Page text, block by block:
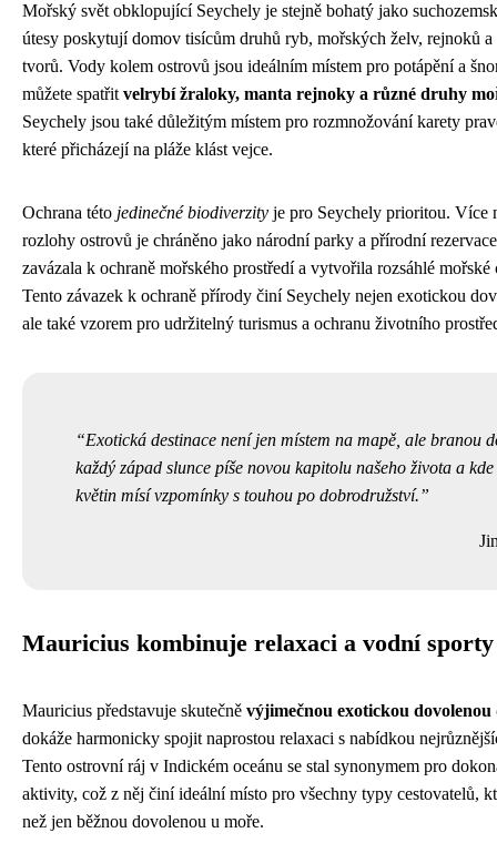
Mořský svět obklopující Seychely je stejně bohatý jako
útesy poskytují domov tisícům druhů ryb, mořských želv, rejnoků
tvorů. Vody kolem ostrovů jsou ideálním místem pro potápění a
můžete spatřit velrybí žraloky, manta rejnoky a různé druhy
Seychely jsou také důležitým místem pro rozmnožování karety
které přicházejí na pláže klást vejce.
Ochrana této jedinečné biodiverzity je pro Seychely prioritou. Více
rozlohy ostrovů je chráněno jako národní parky a přírodní
zavázala k ochraně mořského prostředí a vytvořila rozsáhlé mořské
Tento závazek k ochraně přírody činí Seychely nejen exotickou
ale také vzorem pro udržitelný turismus a ochranu životního
Exotická destinace není jen místem na mapě, ale branou
každý západ slunce píše novou kapitolu našeho života a
květin mísí vzpomínky s touhou po dobrodružství.
Mauricius kombinuje relaxaci a vodní sporty
Mauricius představuje skutečně výjimečnou exotickou dovolenou
dokáže harmonicky spojit naprostou relaxaci s nabídkou
Tento ostrovní ráj v Indickém oceánu se stal synonymem pro
aktivity, což z něj činí ideální místo pro všechny typy cestovatelů,
než jen běžnou dovolenou u moře.